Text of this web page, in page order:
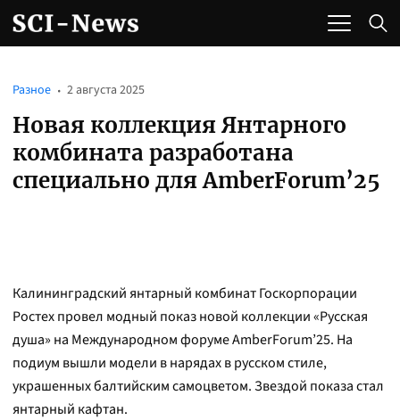
Новая коллекция Янтарного
комбината разработана
специально для AmberForum’25
Разное 2 августа 2025
Калининградский янтарный комбинат Госкорпорации
Ростех провел модный показ новой коллекции «Русская
душа» на Международном форуме AmberForum’25. На
подиум вышли модели в нарядах в русском стиле,
украшенных балтийским самоцветом. Звездой показа стал
янтарный кафтан.